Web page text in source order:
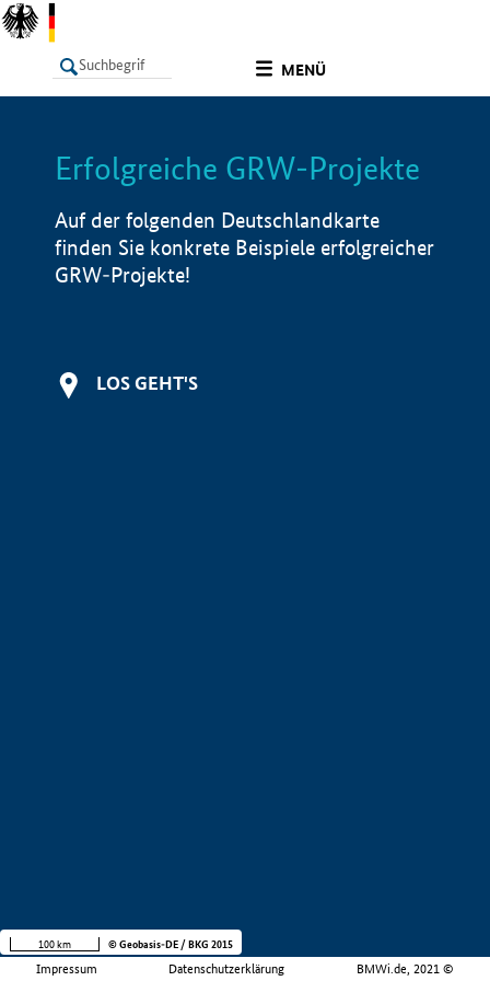
MENÜ
LISTE Info
Erfolgreiche GRW-Projekte
Auf der folgenden Deutschlandkarte
finden Sie konkrete Beispiele erfolgreicher
GRW-Projekte!
LOS GEHT'S
Impressum Datenschutzerklärung BMWi.de, 2021 ©
100 km © Geobasis-DE / BKG 2015